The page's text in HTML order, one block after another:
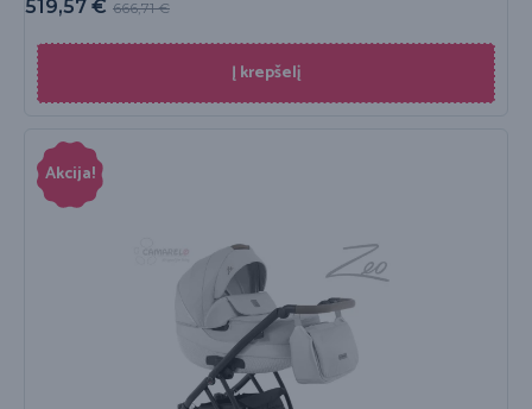
666,71€
519,57 €
Į krepšelį
Akcija!